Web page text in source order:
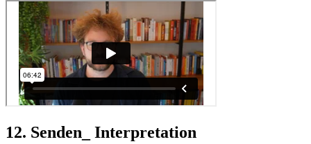
12. Senden_ Interpretation